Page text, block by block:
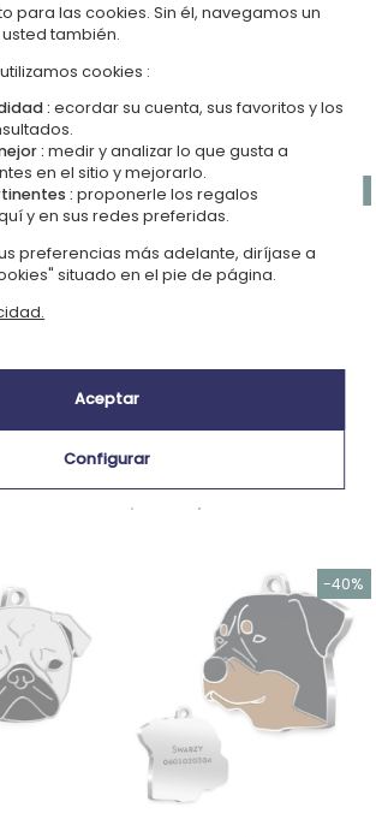
Medalla grabada Labrador
16,90 €
Medalla para perro grabada
para las cookies. Sin él, navegamos un
también.
cookies :
: ecordar su cuenta, sus favoritos y los
: medir y analizar lo que gusta a
en el sitio y mejorarlo.
: proponerle los regalos
y en sus redes preferidas.
preferencias más adelante, diríjase a
situado en el pie de página.
Aceptar
Configurar